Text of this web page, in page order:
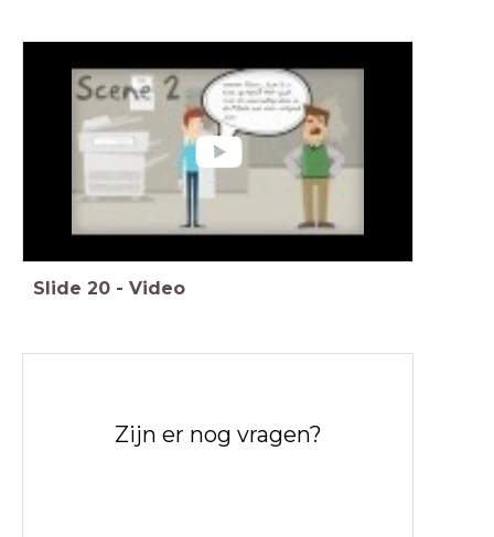
Slide 20 - Video
Zijn er nog vragen?